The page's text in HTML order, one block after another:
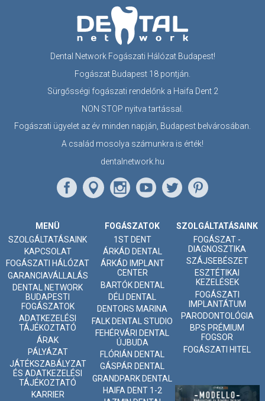
Dental Network Fogászati Hálózat Budapest!
Fogászat Budapest 18 pontján.
Sürgősségi fogászati rendelőnk a Haifa Dent 2
NON STOP nyitva tartással.
Fogászati ügyelet az év minden napján, Budapest belvárosában.
A család mosolya számunkra is érték!
dentalnetwork.hu
MENÜ
SZOLGÁLTATÁSAINK
KAPCSOLAT
FOGÁSZATI HÁLÓZAT
GARANCIAVÁLLALÁS
DENTAL NETWORK
BUDAPESTI
FOGÁSZATOK
ADATKEZELÉSI
TÁJÉKOZTATÓ
ÁRAK
PÁLYÁZAT
JÁTÉKSZABÁLYZAT
ÉS ADATKEZELÉSI
TÁJÉKOZTATÓ
KARRIER
FOGÁSZATOK
1ST DENT
ÁRKÁD DENTAL
ÁRKÁD IMPLANT
CENTER
BARTÓK DENTAL
DÉLI DENTAL
DENTORS MARINA
FALK DENTAL STUDIO
FEHÉRVÁRI DENTAL
ÚJBUDA
FLÓRIÁN DENTAL
GÁSPÁR DENTAL
GRANDPARK DENTAL
HAIFA DENT 1-2
SZOLGÁLTATÁSAINK
FOGÁSZAT -
DIAGNOSZTIKA
SZÁJSEBÉSZET
ESZTÉTIKAI
KEZELÉSEK
FOGÁSZATI
IMPLANTÁTUM
PARODONTOLÓGIA
BPS PRÉMIUM
FOGSOR
FOGÁSZATI HITEL